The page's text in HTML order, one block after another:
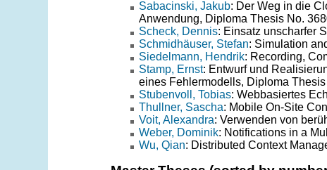
Sabacinski, Jakub: Der Weg in die
Anwendung, Diploma Thesis No.
Scheck, Dennis: Einsatz unscharfer
Schmidhäuser, Stefan: Simulation
Siedelmann, Hendrik: Recording,
Stamp, Ernst: Entwurf und
eines Fehlermodells, Diploma
Stubenvoll, Tobias: Webbasiertes
Thullner, Sascha: Mobile On-Site
Voit, Alexandra: Verwenden von
Weber, Dominik: Notifications in a
Wu, Qian: Distributed Context